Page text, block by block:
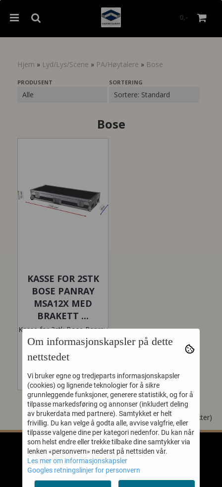
0,-
Hjem » Lyd/Lys/Scene » PA/Høytalere » Bose
PRODUSENT SORTERING
Bose
KASSE FOR 2STK
BOSE PANRAY
MSA12X MED
BRAKETT ...
Kasse for 2stk Bose Panray
MSA12X med brakett
Bygd i Proff 6,5mm finer
2medium butterflylås 3...
11.219,-
Viser1til1 (av produkter)
Capro Cases AS
Om informasjonskapsler på dette
nettstedet
Vi bruker egne og tredjeparts informasjonskapsler
(cookies) og lignende teknologier for å sikre
grunnleggende funksjoner, generere statistikk, og for å
tilpasse markedsføring og annonser (inkludert deling
av brukerdata med partnere). Samtykket er helt
frivillig. Du kan velge å godta alle, avvise valgfrie, eller
tilpasse valgene dine per kategori nedenfor. Du kan når
som helst endre eller trekke tilbake dine samtykker via
lenken «personvern» nederst på nettsiden vår.
Les mer om informasjonskapsler
Googles retningslinjer for personvern